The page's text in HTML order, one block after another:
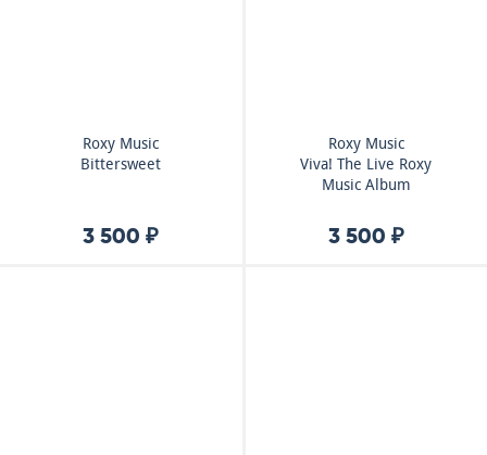
Roxy Music
Bittersweet
3 500 ₽
Roxy Music
Viva! The Live Roxy
Music Album
3 500 ₽